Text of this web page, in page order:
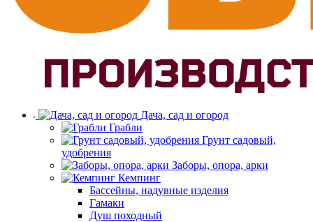
Дача, сад и огород
Грабли
Грунт садовый,
удобрения
Заборы, опора, арки
Кемпинг
Бассейны, надувные изделия
Гамаки
Душ походный